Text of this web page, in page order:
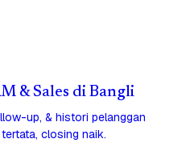
& Sales di Bangli
up, & histori pelanggan
closing naik.